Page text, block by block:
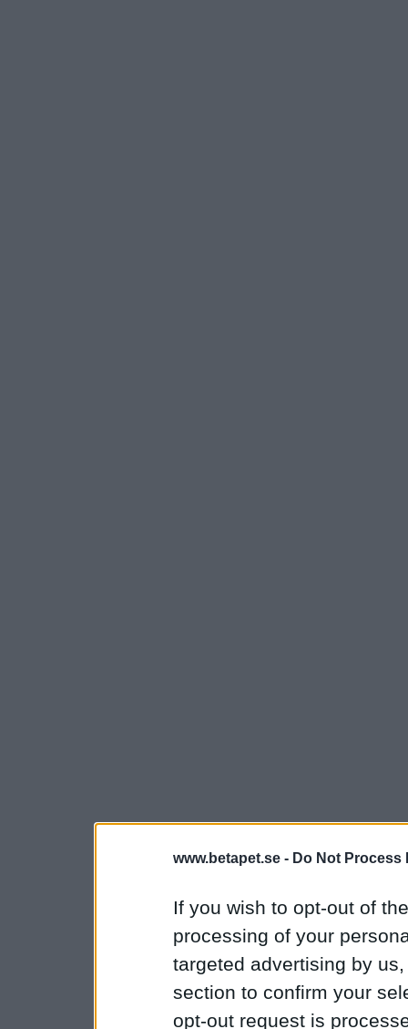
www.betapet.se - Do Not Process
If you wish to opt-out of
processing of your
targeted advertising by
section to confirm your
opt-out request is